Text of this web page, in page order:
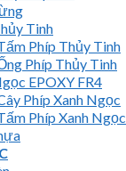
Tinh
Phíp Thủy Tinh
Phíp Thủy Tinh
EPOXY FR4
Phíp Xanh Ngọc
Phíp Xanh Ngọc